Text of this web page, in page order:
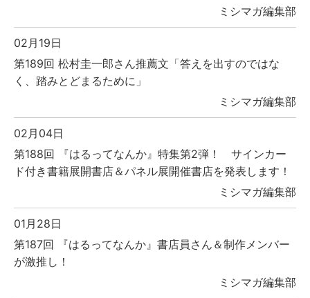
ミシマガ編集部
02月19日
第189回 松村圭一郎さん推薦文「答えを出すのではな
く、踏みとどまるために」
ミシマガ編集部
02月04日
第188回 『はるってなんか』特集第2弾！ サインカー
ド付き書籍展開書店＆パネル展開催書店を発表します！
ミシマガ編集部
01月28日
第187回 『はるってなんか』書店員さん＆制作メンバー
が激推し！
ミシマガ編集部